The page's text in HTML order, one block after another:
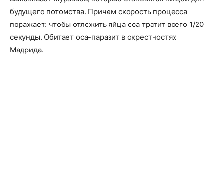
будущего потомства. Причем скорость процесса
поражает: чтобы отложить яйца оса тратит всего 1/20
секунды. Обитает оса-паразит в окрестностях
Мадрида.